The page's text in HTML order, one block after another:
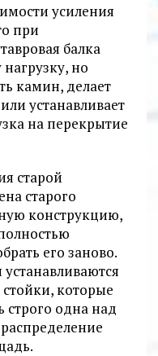
усиления
при
балка
но
камин, делает
устанавливает
на перекрытие
старой
старого
конструкцию,
его заново.
которые
строго одна над